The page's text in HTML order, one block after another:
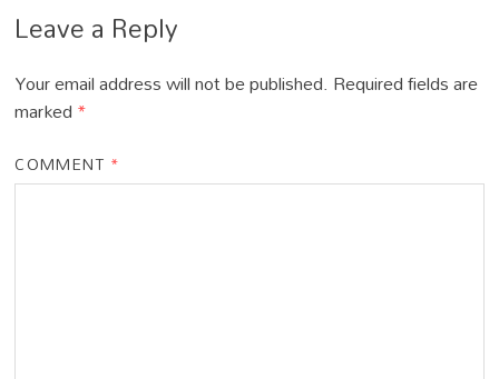
Leave a Reply
Your email address will not be published. Required fields are
marked*
COMMENT *